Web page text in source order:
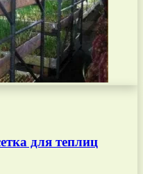
для теплиц